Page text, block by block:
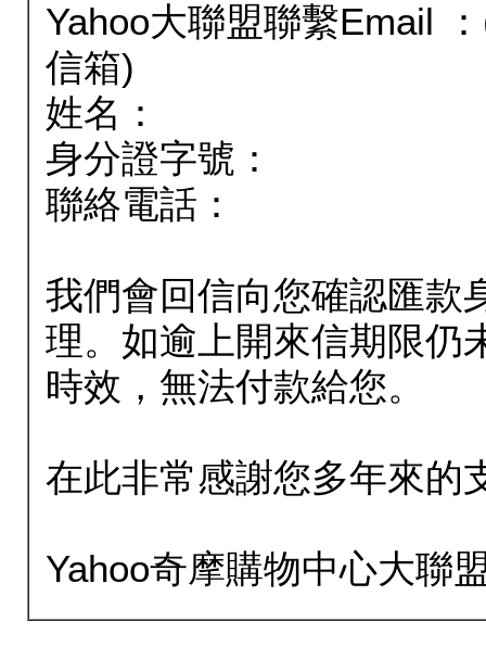
Yahoo大聯盟聯繫Email
信箱)
姓名：
身分證字號：
聯絡電話：
我們會回信向您確認匯款
理。如逾上開來信期限仍
時效，無法付款給您。
在此非常感謝您多年來的
Yahoo奇摩購物中心大